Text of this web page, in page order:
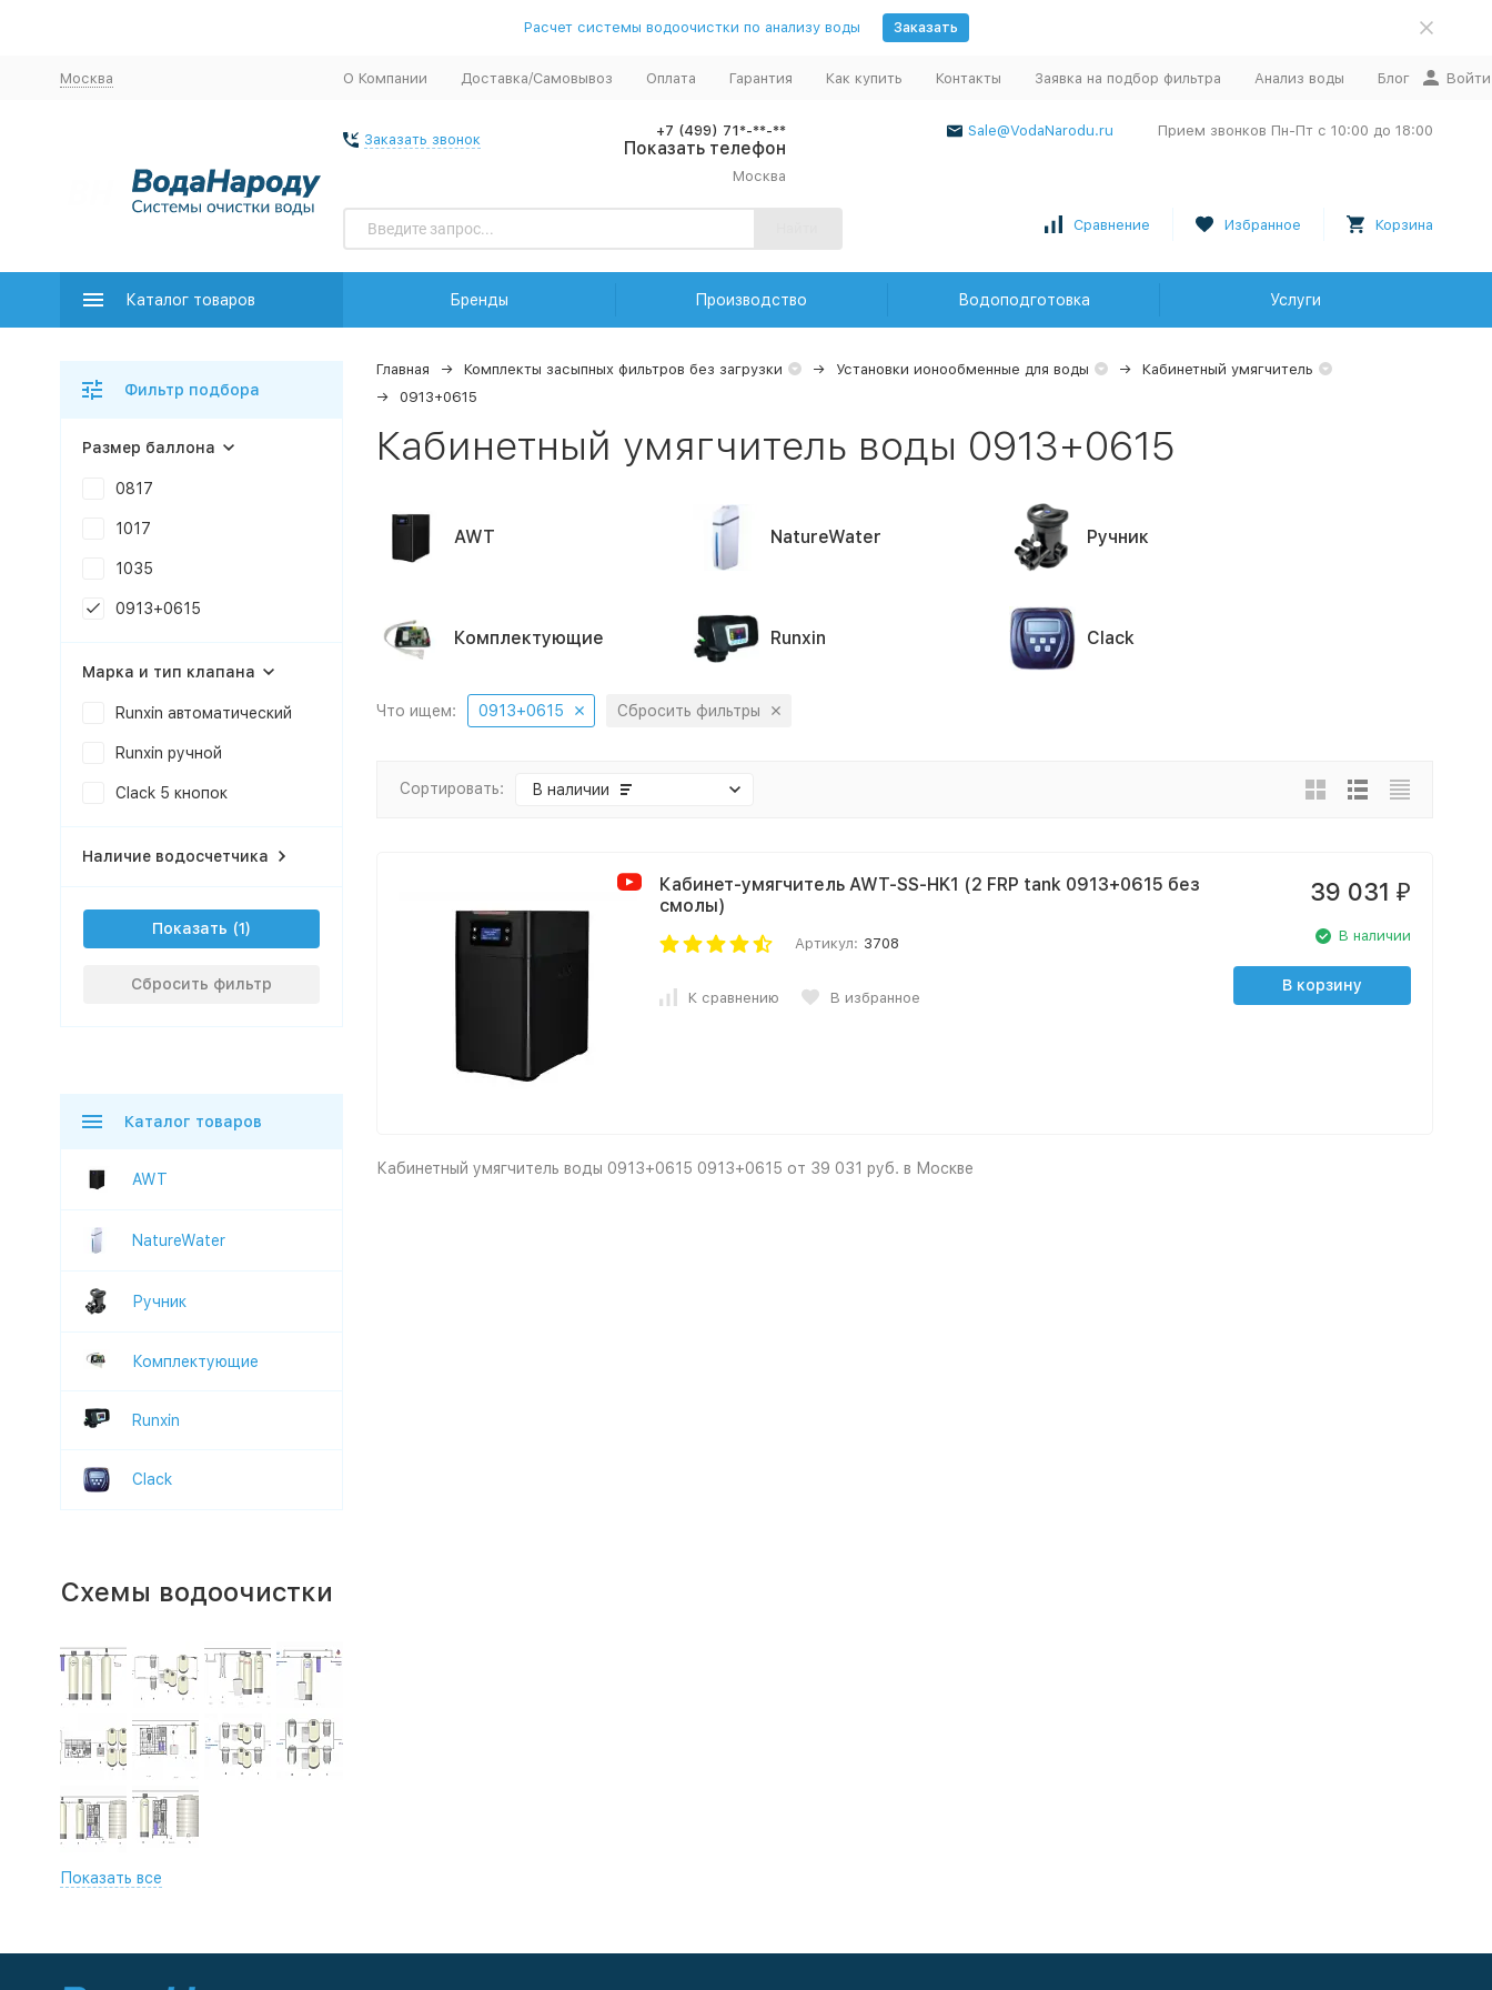
Расчет системы водоочистки по анализу воды Заказать
Москва О Компании Доставка/Самовывоз Оплата Гарантия Как купить Контакты Заявка на подбор фильтра Анализ воды Блог Войти
Заказать звонок
+7 (499) 71*-**-**
Показать телефон
Москва
Sale@VodaNarodu.ru Прием звонков Пн-Пт с 10:00 до 18:00
Сравнение Избранное Корзина
Каталог товаров Бренды Производство Водоподготовка Услуги
Главная Комплекты засыпных фильтров без загрузки Установки ионообменные для воды
Кабинетный умягчитель
0913+0615
Кабинетный умягчитель воды 0913+0615
AWT NatureWater Ручник
Комплектующие Runxin Clack
Что ищем: 0913+0615 Сбросить фильтры
Сортировать: В наличии
Кабинет-умягчитель AWT-SS-HK1 (2 FRP tank 0913+0615 без
смолы)
Артикул: 3708
К сравнению В избранное
39 031 ₽
В наличии
В корзину
Кабинетный умягчитель воды 0913+0615 0913+0615 от 39 031 руб. в Москве
Фильтр подбора
Размер баллона
0817
1017
1035
0913+0615
Марка и тип клапана
Runxin автоматический
Runxin ручной
Clack 5 кнопок
Наличие водосчетчика
Показать
Сбросить фильтр
Каталог товаров
AWT
NatureWater
Ручник
Комплектующие
Runxin
Clack
Схемы водоочистки
Показать все